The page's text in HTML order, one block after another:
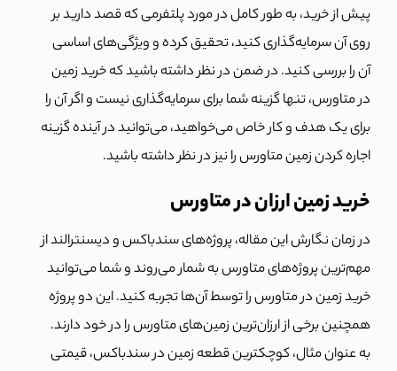
پیش از خرید، به طور کامل در مورد پلتفرمی که قصد دارید بر
روی آن سرمایه‌گذاری کنید، تحقیق کرده و ویژگی‌های اساسی
آن را بررسی کنید. در ضمن در نظر داشته باشید که خرید زمین
در متاورس، تنها گزینه شما برای سرمایه‌گذاری نیست و اگر آن را
برای یک هدف و کار خاص می‌خواهید، می‌توانید در آینده گزینه
اجاره کردن زمین متاورس را نیز در نظر داشته باشید.
خرید زمین ارزان در متاورس
در زمان نگارش این مقاله، پروژه‌های سندباکس و دیسنترالند از
مهم‌ترین پروژه‌های متاورس به شمار می‌روند و شما می‌توانید
خرید زمین در متاورس را توسط آن‌ها تجربه کنید. این دو پروژه
همچنین برخی از ارزان‌ترین زمین‌های متاورس را در خود دارند.
به عنوان مثال، کوچکترین قطعه زمین در سندباکس، قیمتی